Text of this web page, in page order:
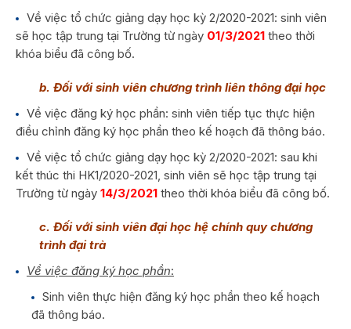
Về việc tổ chức giảng dạy học kỳ 2/2020-2021: sinh viên
sẽ học tập trung tại Trường từ ngày 01/3/2021 theo thời
khóa biểu đã công bố.
b. Đối với sinh viên chương trình liên thông đại học
Về việc đăng ký học phần: sinh viên tiếp tục thực hiện
điều chỉnh đăng ký học phần theo kế hoạch đã thông báo.
Về việc tổ chức giảng dạy học kỳ 2/2020-2021: sau khi
kết thúc thi HK1/2020-2021, sinh viên sẽ học tập trung tại
Trường từ ngày 14/3/2021 theo thời khóa biểu đã công bố.
c. Đối với sinh viên đại học hệ chính quy chương
trình đại trà
Về việc đăng ký học phần:
Sinh viên thực hiện đăng ký học phần theo kế hoạch
đã thông báo.